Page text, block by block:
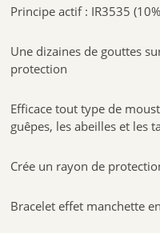
Contenu: 1 bracelet + 1
J’IMPRÈGNE ,J’ENROULE ,JE ME
Imprégner le bracelet d’une
le bracelet au poignet ou à la
Vous êtes protégés pendant
Le port d’un bracelet ne
piqûres de moustiques. En cas
Principe actif : IR3535
Une dizaines de gouttes
protection
Efficace tout type de
guêpes, les abeilles et les
Crée un rayon de
Bracelet effet manchette